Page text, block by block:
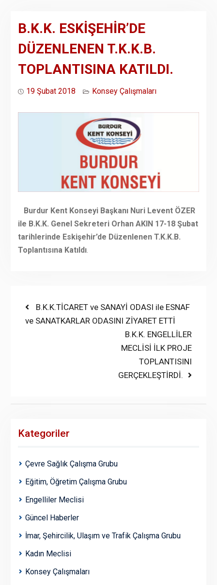
B.K.K. ESKİŞEHİR’DE
DÜZENLENEN T.K.K.B.
TOPLANTISINA KATILDI.
19 Şubat 2018 Konsey Çalışmaları
Burdur Kent Konseyi Başkanı Nuri Levent ÖZER
ile B.K.K. Genel Sekreteri Orhan AKIN 17-18 Şubat
tarihlerinde Eskişehir’de Düzenlenen T.K.K.B.
Toplantısına Katıldı.
Yazı
gezinmesi
Previous
post:
B.K.K.TİCARET ve SANAYİ ODASI ile ESNAF
ve SANATKARLAR ODASINI ZİYARET ETTİ
Next
post:
B.K.K. ENGELLİLER
MECLİSİ İLK PROJE
TOPLANTISINI
GERÇEKLEŞTİRDİ.
Kategoriler
Çevre Sağlık Çalışma Grubu
Eğitim, Öğretim Çalışma Grubu
Engelliler Meclisi
Güncel Haberler
İmar, Şehircilik, Ulaşım ve Trafik Çalışma Grubu
Kadın Meclisi
Konsey Çalışmaları